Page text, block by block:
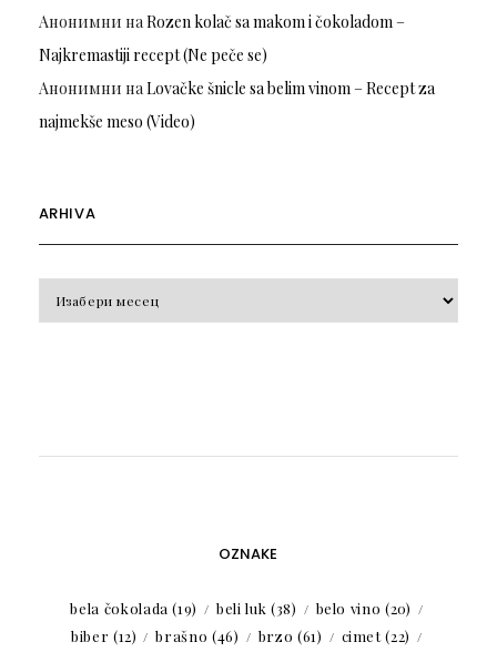
Анонимни на Rozen kolač sa makom i čokoladom –
Najkremastiji recept (Ne peče se)
Анонимни на Lovačke šnicle sa belim vinom – Recept za
najmekše meso (Video)
ARHIVA
OZNAKE
bela čokolada (19) beli luk (38) belo vino (20)
biber (12) brašno (46) brzo (61) cimet(22)